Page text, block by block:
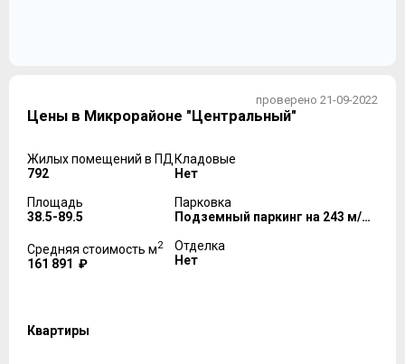
проверено 21-09-2022
Цены в Микрорайоне "Центральный"
Жилых помещений в ПД
792
Площадь
38.5-89.5
Средняя стоимость м2
161 891 ₽
Кладовые
Нет
Парковка
Подземный паркинг на 243 м/м, наземный паркинг на 34 м/м
Отделка
Нет
Квартиры